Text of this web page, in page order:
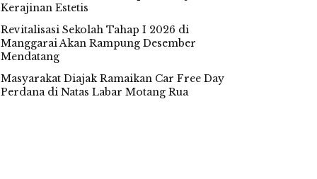
Kerajinan Estetis
Revitalisasi Sekolah Tahap I 2026 di
Manggarai Akan Rampung Desember
Mendatang
Masyarakat Diajak Ramaikan Car Free Day
Perdana di Natas Labar Motang Rua